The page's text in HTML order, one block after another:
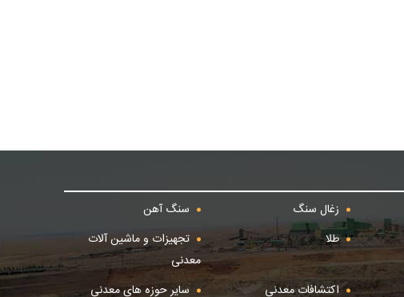
زغال سنگ
سنگ آهن
طلا
تجهیزات و ماشین آلات
معدنی
اکتشافات معدنی سایر حوزه های معدنی